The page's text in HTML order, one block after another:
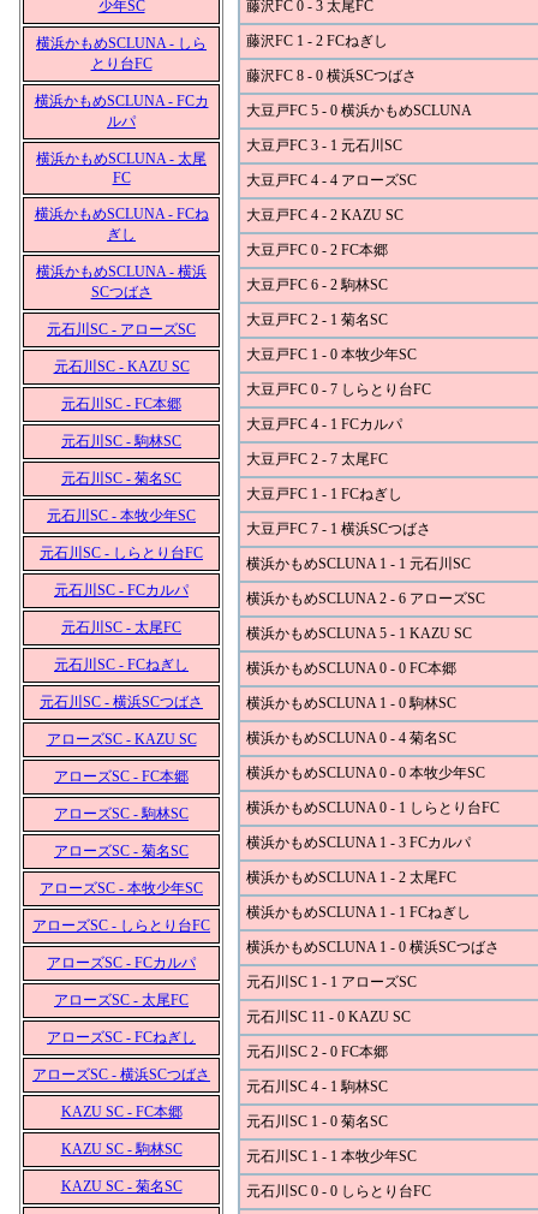
少年SC
横浜かもめSCLUNA - しら
とり台FC
横浜かもめSCLUNA - FCカ
ルパ
横浜かもめSCLUNA - 太尾
FC
横浜かもめSCLUNA - FCね
ぎし
横浜かもめSCLUNA - 横浜
SCつばさ
元石川SC - アローズSC
元石川SC - KAZU SC
元石川SC - FC本郷
元石川SC - 駒林SC
元石川SC - 菊名SC
元石川SC - 本牧少年SC
元石川SC - しらとり台FC
元石川SC - FCカルパ
元石川SC - 太尾FC
元石川SC - FCねぎし
元石川SC - 横浜SCつばさ
アローズSC - KAZU SC
アローズSC - FC本郷
アローズSC - 駒林SC
アローズSC - 菊名SC
アローズSC - 本牧少年SC
アローズSC - しらとり台FC
アローズSC - FCカルパ
アローズSC - 太尾FC
アローズSC - FCねぎし
アローズSC - 横浜SCつばさ
KAZU SC - FC本郷
KAZU SC - 駒林SC
KAZU SC - 菊名SC
藤沢FC 0 - 3 太尾FC
藤沢FC 1 - 2 FCねぎし
藤沢FC 8 - 0 横浜SCつばさ
大豆戸FC 5 - 0 横浜かもめSCLUNA
大豆戸FC 3 - 1 元石川SC
大豆戸FC 4 - 4 アローズSC
大豆戸FC 4 - 2 KAZU SC
大豆戸FC 0 - 2 FC本郷
大豆戸FC 6 - 2 駒林SC
大豆戸FC 2 - 1 菊名SC
大豆戸FC 1 - 0 本牧少年SC
大豆戸FC 0 - 7 しらとり台FC
大豆戸FC 4 - 1 FCカルパ
大豆戸FC 2 - 7 太尾FC
大豆戸FC 1 - 1 FCねぎし
大豆戸FC 7 - 1 横浜SCつばさ
横浜かもめSCLUNA 1 - 1 元石川SC
横浜かもめSCLUNA 2 - 6 アローズSC
横浜かもめSCLUNA 5 - 1 KAZU SC
横浜かもめSCLUNA 0 - 0 FC本郷
横浜かもめSCLUNA 1 - 0 駒林SC
横浜かもめSCLUNA 0 - 4 菊名SC
横浜かもめSCLUNA 0 - 0 本牧少年SC
横浜かもめSCLUNA 0 - 1 しらとり台FC
横浜かもめSCLUNA 1 - 3 FCカルパ
横浜かもめSCLUNA 1 - 2 太尾FC
横浜かもめSCLUNA 1 - 1 FCねぎし
横浜かもめSCLUNA 1 - 0 横浜SCつばさ
元石川SC 1 - 1 アローズSC
元石川SC 11 - 0 KAZU SC
元石川SC 2 - 0 FC本郷
元石川SC 4 - 1 駒林SC
元石川SC 1 - 0 菊名SC
元石川SC 1 - 1 本牧少年SC
元石川SC 0 - 0 しらとり台FC